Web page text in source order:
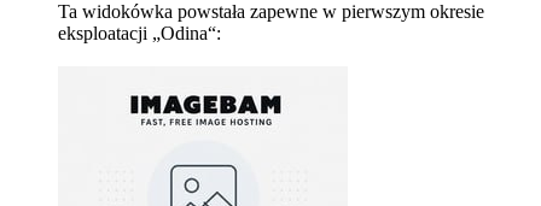
Ta widokówka powstała zapewne w pierwszym okresie
eksploatacji „Odina“: